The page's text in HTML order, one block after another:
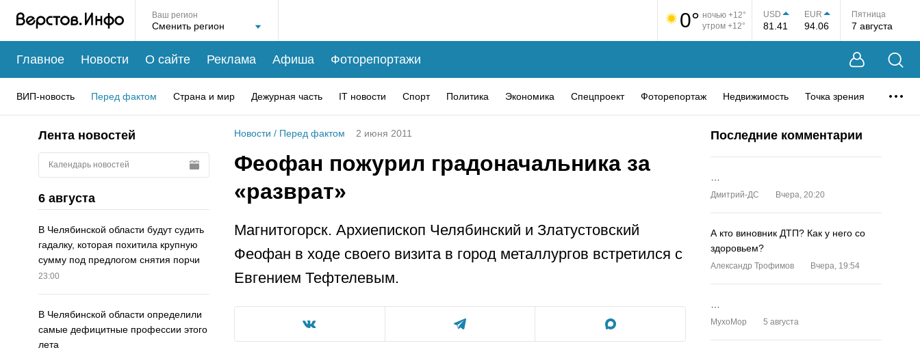
Ваш регион 0° ночью +12°
утром +12°
USD
81.41
EUR
94.06
Пятница
7 августа
Главное Новости О сайте Реклама Афиша Фоторепортажи
ВИП-новость Перед фактом Страна и мир Дежурная часть IT новости Спорт Политика Экономика Спецпроект Фоторепортаж Недвижимость Точка зрения
Лента новостей
Календарь новостей
6 августа
В Челябинской области будут судить
гадалку, которая похитила крупную
сумму под предлогом снятия порчи
23:00
В Челябинской области определили
самые дефицитные профессии этого
лета
Новости / Перед фактом 2 июня 2011
Феофан пожурил градоначальника за
«разврат»
Магнитогорск. Архиепископ Челябинский и Златустовский
Феофан в ходе своего визита в город металлургов встретился с
Евгением Тефтелевым.
Последние комментарии
Дмитрий-ДС Вчера, 20:20
А кто виновник ДТП? Как у него со
здоровьем?
Александр Трофимов Вчера, 19:54
MyxoMop 5 августа